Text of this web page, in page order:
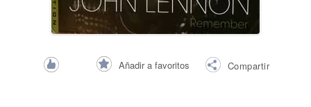
Añadir a favoritos Compartir